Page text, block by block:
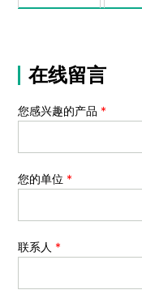
在线留言
您感兴趣的产品 *
您的单位 *
联系人 *